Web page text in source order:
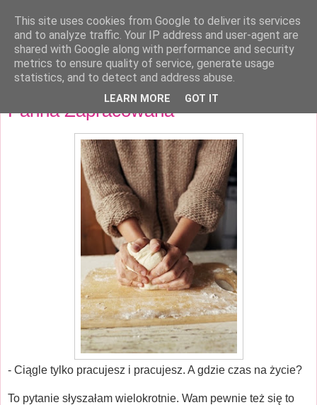
Kobieca Ekstraklasa
Panna Zapracowana
- Ciągle tylko pracujesz i pracujesz. A gdzie czas na życie?
To pytanie słyszałam wielokrotnie. Wam pewnie też się to
This site uses cookies from Google to deliver its services
and to analyze traffic. Your IP address and user-agent are
shared with Google along with performance and security
metrics to ensure quality of service, generate usage
statistics, and to detect and address abuse.
LEARN MORE GOT IT